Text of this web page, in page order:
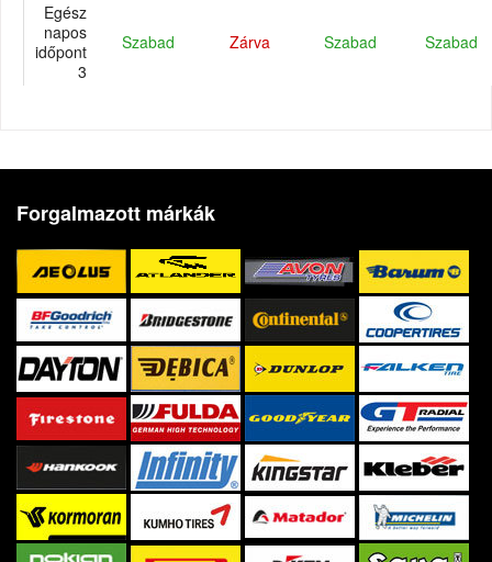
Egész
napos
időpont
3
Szabad Zárva Szabad Szabad
Forgalmazott márkák